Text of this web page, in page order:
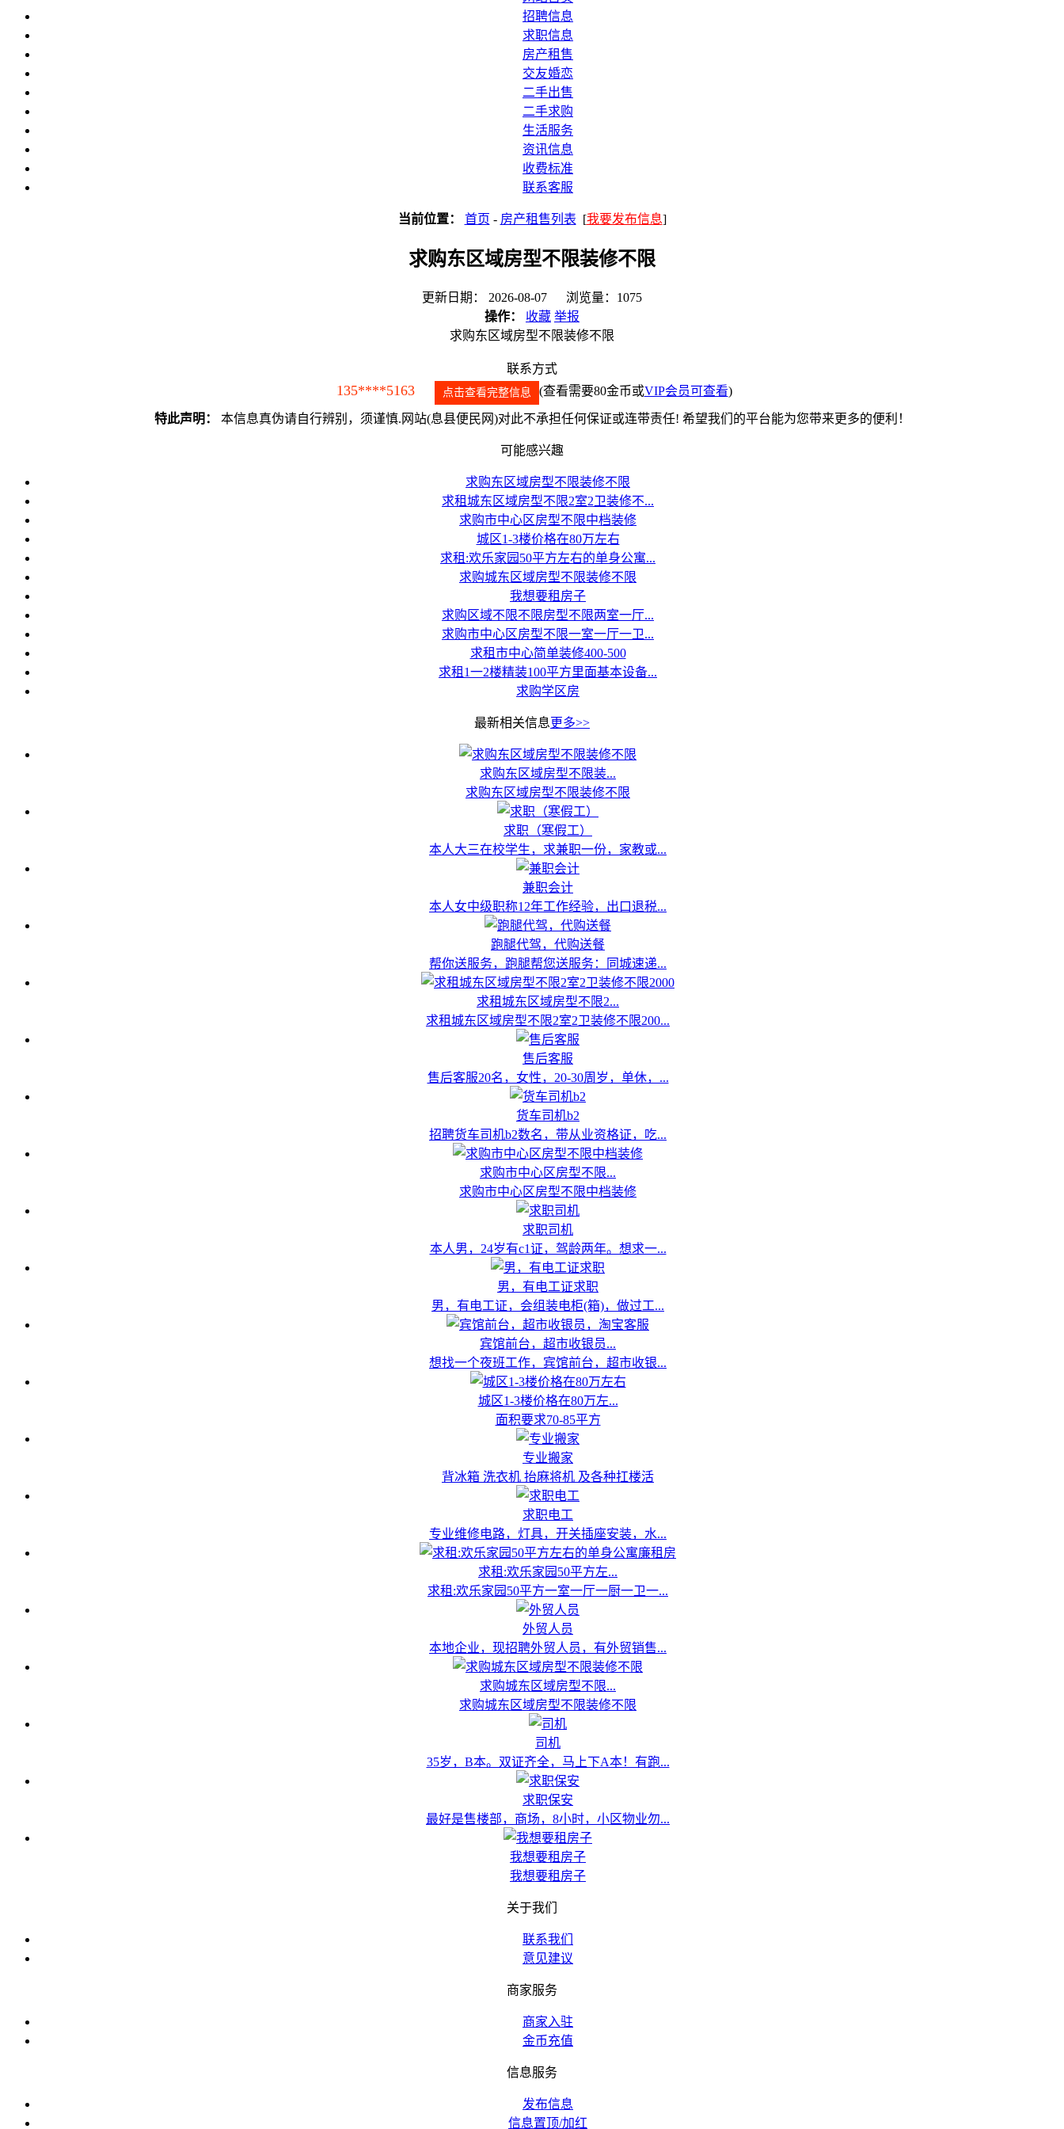
招聘信息
求职信息
房产租售
交友婚恋
二手出售
二手求购
生活服务
资讯信息
收费标准
联系客服
当前位置： 首页 - 房产租售列表 [我要发布信息]
求购东区域房型不限装修不限
更新日期： 2026-08-07 浏览量：1075
操作：
收藏 举报
求购东区域房型不限装修不限
联系方式
135****5163 点击查看完整信息 (查看需要80金币或VIP会员可查看)
特此声明： 本信息真伪请自行辨别，须谨慎.网站(息县便民网)对此不承担任何保证或连带责任! 希望我们的平台能为您带来更多的便利！
可能感兴趣
求购东区域房型不限装修不限
求租城东区域房型不限2室2卫装修不...
求购市中心区房型不限中档装修
城区1-3楼价格在80万左右
求租:欢乐家园50平方左右的单身公寓...
求购城东区域房型不限装修不限
我想要租房子
求购区域不限不限房型不限两室一厅...
求购市中心区房型不限一室一厅一卫...
求租市中心简单装修400-500
求租1一2楼精装100平方里面基本设备...
求购学区房
最新相关信息更多>>
求购东区域房型不限装...
求购东区域房型不限装修不限
求职（寒假工）
本人大三在校学生，求兼职一份，家教或...
兼职会计
本人女中级职称12年工作经验，出口退税...
跑腿代驾，代购送餐
帮你送服务，跑腿帮您送服务：同城速递...
求租城东区域房型不限2...
求租城东区域房型不限2室2卫装修不限200...
售后客服
售后客服20名，女性，20-30周岁，单休，...
货车司机b2
招聘货车司机b2数名，带从业资格证，吃...
求购市中心区房型不限...
求购市中心区房型不限中档装修
求职司机
本人男，24岁有c1证，驾龄两年。想求一...
男，有电工证求职
男，有电工证，会组装电柜(箱)，做过工...
宾馆前台，超市收银员...
想找一个夜班工作，宾馆前台，超市收银...
城区1-3楼价格在80万左...
面积要求70-85平方
专业搬家
背冰箱 洗衣机 抬麻将机 及各种扛楼活
求职电工
专业维修电路，灯具，开关插座安装，水...
求租:欢乐家园50平方左...
求租:欢乐家园50平方一室一厅一厨一卫一...
外贸人员
本地企业，现招聘外贸人员，有外贸销售...
求购城东区域房型不限...
求购城东区域房型不限装修不限
司机
35岁，B本。双证齐全，马上下A本！有跑...
求职保安
最好是售楼部，商场，8小时，小区物业勿...
我想要租房子
我想要租房子
关于我们
联系我们
意见建议
商家服务
商家入驻
金币充值
信息服务
发布信息
信息置顶/加红